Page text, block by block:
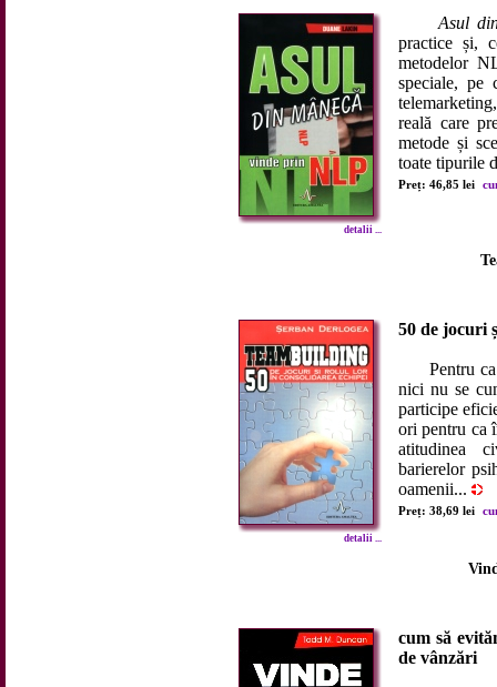
detalii ...
Asul
practice și,
metodelor
speciale, pe
reală care
metode și
toate tipurile
Preț: 46,85 lei
detalii ...
50 de jocuri
Pentru ca
nici nu se
participe
ori pentru ca
atitudinea
barierelor
oamenii...
Preț: 38,69 lei
cum să
de vânzări